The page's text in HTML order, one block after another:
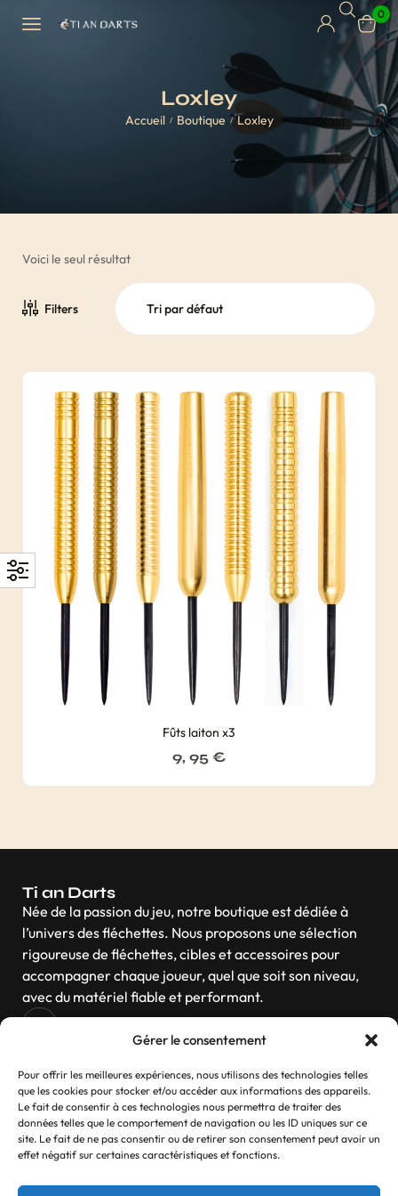
Gérer le consentement
Pour offrir les meilleures expériences, nous utilisons des technologies telles
que les cookies pour stocker et/ou accéder aux informations des appareils.
Le fait de consentir à ces technologies nous permettra de traiter des
données telles que le comportement de navigation ou les ID uniques sur ce
site. Le fait de ne pas consentir ou de retirer son consentement peut avoir un
effet négatif sur certaines caractéristiques et fonctions.
0
Loxley
Accueil / Boutique / Loxley
Voici le seul résultat
Filters
Fûts laiton x3
9, 95 €
Ti an Darts
Née de la passion du jeu, notre boutique est dédiée à
l’univers des fléchettes. Nous proposons une sélection
rigoureuse de fléchettes, cibles et accessoires pour
accompagner chaque joueur, quel que soit son niveau,
avec du matériel fiable et performant.
Navigation
Contactez-nous